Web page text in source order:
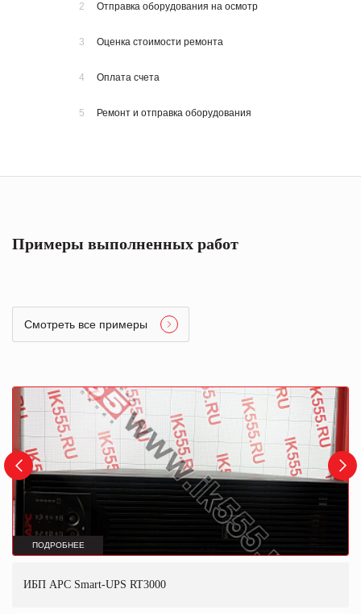
2 Отправка оборудования на осмотр
3 Оценка стоимости ремонта
4 Оплата счета
5 Ремонт и отправка оборудования
Примеры выполненных работ
Смотреть все примеры
ПОДРОБНЕЕ
ИБП APC Smart-UPS RT3000